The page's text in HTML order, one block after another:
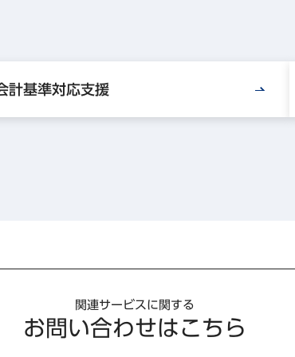
計基準対応支援
関連サービスに関する
お問い合わせはこちら